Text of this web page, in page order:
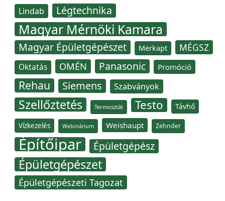
Lindab Légtechnika
Magyar Mérnöki Kamara
Magyar Épületgépészet Merkapt MÉGSZ
Oktatás OMÉN Panasonic Promóció
Rehau Siemens Szabványok
Szellőztetés Termosztát Testo Távhő
Vízkezelés Webinárium Weishaupt Zehnder
Építőipar Épületgépész
Épületgépészet
Épületgépészeti Tagozat